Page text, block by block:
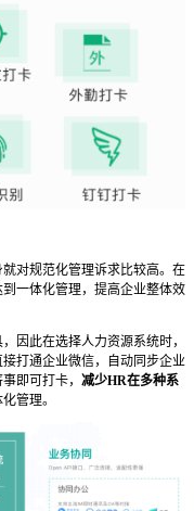
对规范化管理诉求比较高。在
一体化管理，提高企业整体效
因此在选择人力资源系统时，
打通企业微信，自动同步企业
即可打卡， 减少HR在多种系
管理。